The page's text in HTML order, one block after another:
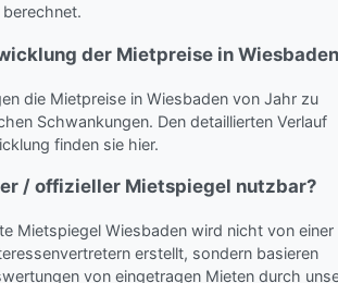
der Mietpreise in
die Mietpreise in Wiesbaden von Jahr zu
Schwankungen. Den detaillierten Verlauf
finden sie hier.
/ offizieller Mietspiegel nutzbar?
Mietspiegel Wiesbaden wird nicht von einer
erstellt, sondern basieren
von eingetragen Mieten durch